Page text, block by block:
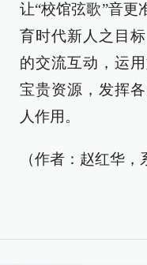
让“校馆弦歌”音更
育时代新人之目
的交流互动，运
宝贵资源，发挥
人作用。
（作者：赵红华，